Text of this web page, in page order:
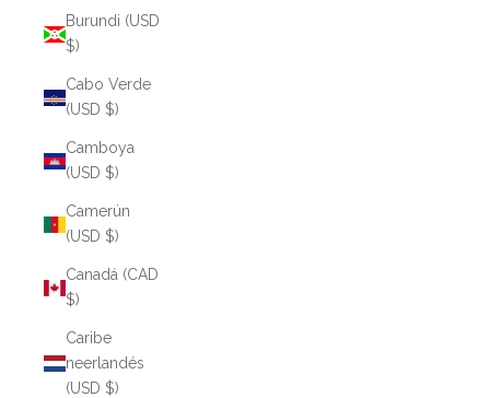
Burundi (USD
$)
Cabo Verde
(USD $)
Camboya
(USD $)
Camerún
(USD $)
Canadá (CAD
$)
Caribe
neerlandés
(USD $)